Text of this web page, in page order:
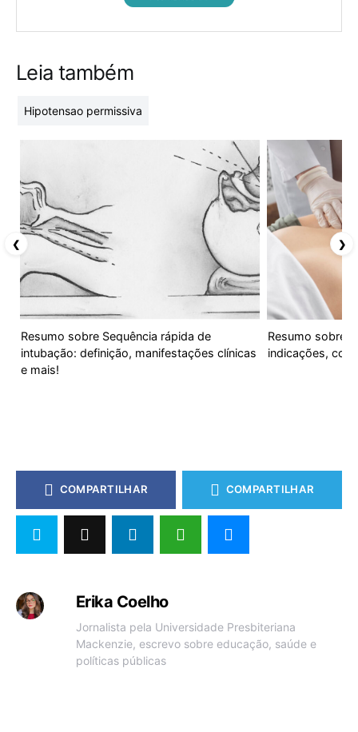
Leia também
Hipotensao permissiva
Resumo sobre Sequência rápida de
intubação: definição, manifestações clínicas
e mais!
Resumo sobre
indicações,
❮ ❯
COMPARTILHAR COMPARTILHAR
Erika Coelho
Jornalista pela Universidade Presbiteriana
Mackenzie, escrevo sobre educação, saúde e
políticas públicas